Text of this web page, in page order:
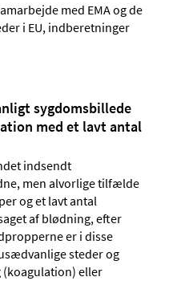
med EMA og de
i EU, indberetninger
sygdomsbillede
med et lavt antal
indsendt
men alvorlige tilfælde
og et lavt antal
af blødning, efter
er i disse
steder og
eller